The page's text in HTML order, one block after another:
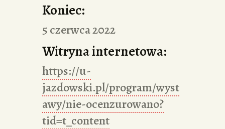
Koniec:
5 czerwca 2022
Witryna internetowa:
https://u-
jazdowski.pl/program/wyst
awy/nie-ocenzurowano?
tid=t_content